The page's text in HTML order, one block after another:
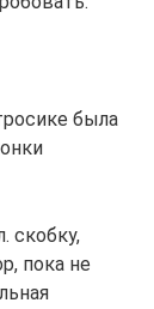
была
скобку,
пока не